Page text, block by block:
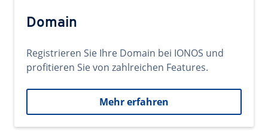
Domain
Registrieren Sie Ihre Domain bei IONOS und
profitieren Sie von zahlreichen Features.
Mehr erfahren